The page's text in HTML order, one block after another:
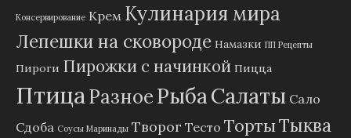
Консервирование Крем Кулинария мира
Лепешки на сковороде Намазки ПП Рецепты
Пироги Пирожки с начинкой Пицца
ПтицаРазноеРыбаСалаты Сало
Сдоба Соусы Маринады Творог Тесто ТортыТыква